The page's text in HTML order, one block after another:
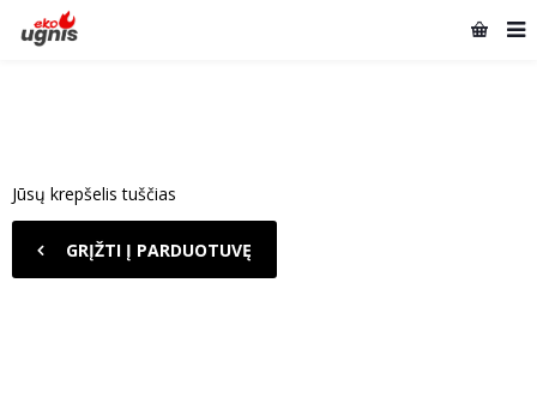
Jūsų krepšelis tuščias
GRĮŽTI Į PARDUOTUVĘ